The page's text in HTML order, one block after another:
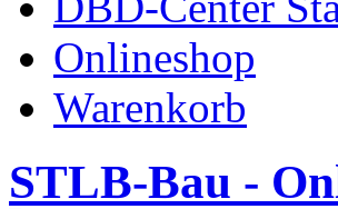
Onlineshop
Warenkorb
STLB-Bau -